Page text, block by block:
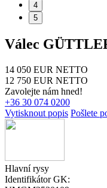
4
5
Válec
14 050 EUR NETTO
12 750 EUR NETTO
Zavolejte nám hned!
+36 30 074 0200
Vytisknout popis Pošlete
Hlavní rysy
Identifikátor GK: